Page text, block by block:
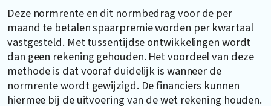
Deze normrente en dit normbedrag voor de per
maand te betalen spaarpremie worden per kwartaal
vastgesteld. Met tussentijdse ontwikkelingen wordt
dan geen rekening gehouden. Het voordeel van deze
methode is dat vooraf duidelijk is wanneer de
normrente wordt gewijzigd. De financiers kunnen
hiermee bij de uitvoering van de wet rekening houden.